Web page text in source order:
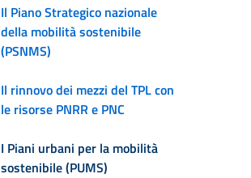
Il Piano Strategico nazionale
della mobilità sostenibile
(PSNMS)
Il rinnovo dei mezzi del TPL con
le risorse PNRR e PNC
I Piani urbani per la mobilità
sostenibile (PUMS)